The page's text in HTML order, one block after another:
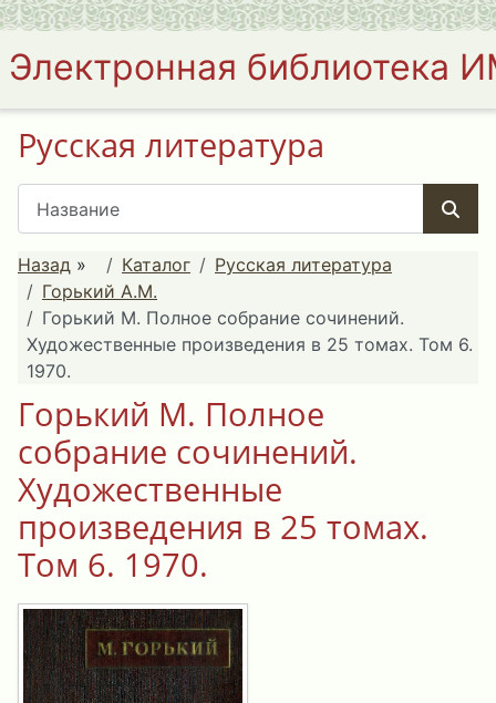
Электронная библиотека
Русская литература
Назад » Каталог
Русская литература
Горький А.М.
Горький М. Полное собрание сочинений.
Художественные произведения в 25 томах. Том 6.
1970.
Горький М. Полное
собрание сочинений.
Художественные
произведения в 25 томах.
Том 6. 1970.